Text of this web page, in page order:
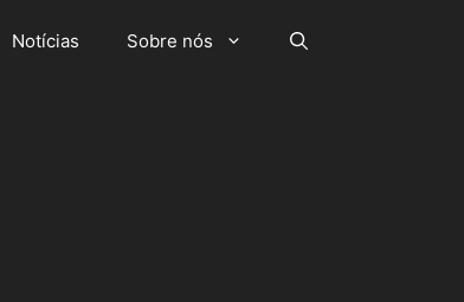
Notícias Sobre nós